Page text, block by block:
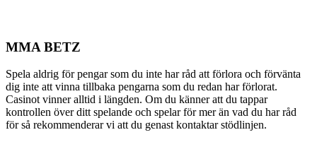
MMA BETZ
Spela aldrig för pengar som du inte har råd att förlora och förvänta
dig inte att vinna tillbaka pengarna som du redan har förlorat.
Casinot vinner alltid i längden. Om du känner att du tappar
kontrollen över ditt spelande och spelar för mer än vad du har råd
för så rekommenderar vi att du genast kontaktar stödlinjen.